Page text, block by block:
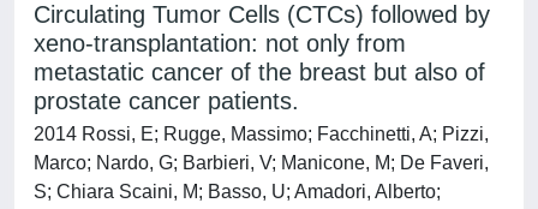
Circulating Tumor Cells (CTCs) followed by
xeno-transplantation: not only from
metastatic cancer of the breast but also of
prostate cancer patients.
2014 Rossi, E; Rugge, Massimo; Facchinetti, A; Pizzi,
Marco; Nardo, G; Barbieri, V; Manicone, M; De Faveri,
S; Chiara Scaini, M; Basso, U; Amadori, Alberto;